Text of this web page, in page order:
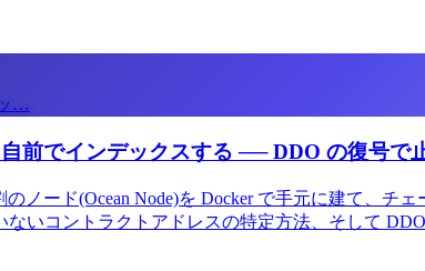
…
前でインデックスする ── DDO の復号で
ノード(Ocean Node)を Docker で手元に建て、チ
ないコントラクトアドレスの特定方法、そして